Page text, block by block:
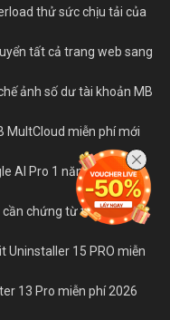
thử sức chịu tải của
tất cả trang web sang
ảnh số dư tài khoản MB
MultCloud miễn phí mới
AI Pro 1 năm miễn phí
cần chứng từ trên eTax
Uninstaller 15 PRO miễn
13 Pro miễn phí 2026